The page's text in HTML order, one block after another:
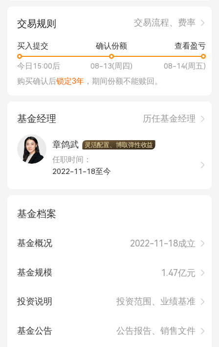
交易规则 交易流程、费率
买入提交
今日15:00后
确认份额
08-13(周四)
查看盈亏
08-14(周五)
购买确认后锁定3年 ，期间份额不能赎回。
基金经理 历任基金经理
章鸽武 灵活配置、博取弹性收益
任职时间：
2022-11-18至今
基金档案
基金概况 2022-11-18成立
基金规模 1.47亿元
投资说明 投资范围、业绩基准
基金公告 公告报告、销售文件